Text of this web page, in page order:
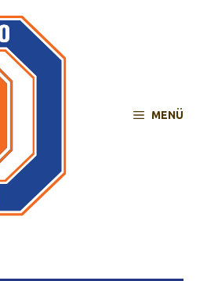
MENÜ